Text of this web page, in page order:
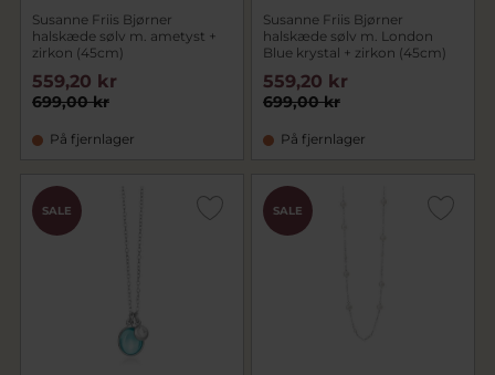
Susanne Friis Bjørner
halskæde sølv m. ametyst +
zirkon (45cm)
699,00 kr
559,20 kr
På fjernlager
Susanne Friis Bjørner
halskæde sølv m. London
Blue krystal + zirkon (45cm)
699,00 kr
559,20 kr
På fjernlager
SALE SALE